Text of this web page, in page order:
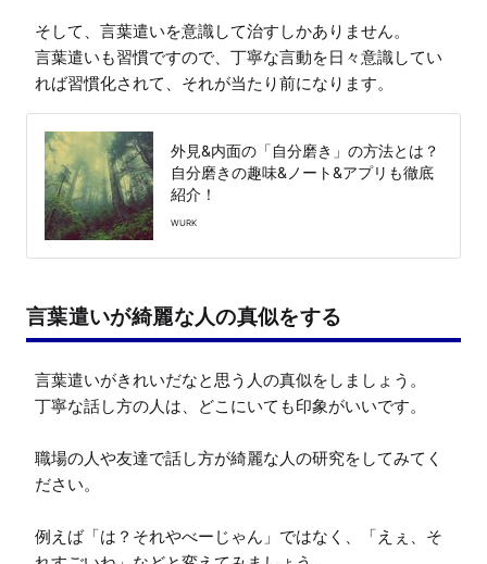
そして、言葉遣いを意識して治すしかありません。
言葉遣いも習慣ですので、丁寧な言動を日々意識してい
れば習慣化されて、それが当たり前になります。
外見&内面の「自分磨き」の方法とは？
自分磨きの趣味&ノート&アプリも徹底
紹介！
WURK
言葉遣いが綺麗な人の真似をする
言葉遣いがきれいだなと思う人の真似をしましょう。
丁寧な話し方の人は、どこにいても印象がいいです。
職場の人や友達で話し方が綺麗な人の研究をしてみてく
ださい。
例えば「は？それやべーじゃん」ではなく、「えぇ、そ